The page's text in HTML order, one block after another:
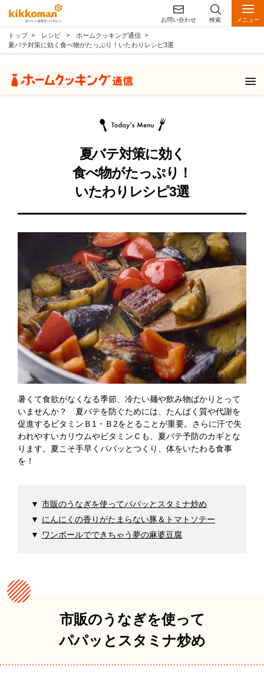
お問い合わせ 検索 メニュー
トップ レシピ
ホームクッキング通信
夏バテ対策に効く食べ物がたっぷり！いたわりレシピ3選
夏バテ対策に効く
食べ物がたっぷり！
いたわりレシピ3選
暑くて食欲がなくなる季節、冷たい麺や飲み物ばかりとって
いませんか？ 夏バテを防ぐためには、たんぱく質や代謝を
促進するビタミンＢ1・Ｂ2をとることが重要。さらに汗で失
われやすいカリウムやビタミンＣも、夏バテ予防のカギとな
ります。夏こそ手早くパパッとつくり、体をいたわる食事
を！
市販のうなぎを使ってパパッとスタミナ炒め
にんにくの香りがたまらない豚＆トマトソテー
ワンボールでできちゃう夢の麻婆豆腐
市販のうなぎを使って
パパッとスタミナ炒め